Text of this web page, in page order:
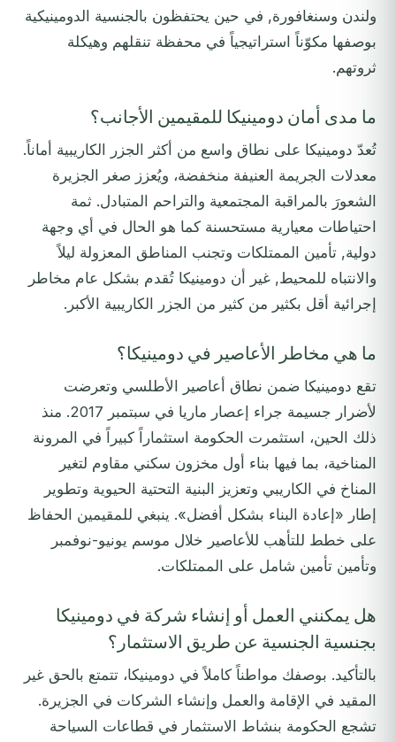
ولندن وسنغافورة, في حين يحتفظون بالجنسية الدومينيكية
بوصفها مكوّناً استراتيجياً في محفظة تنقلهم وهيكلة
ثروتهم.
ما مدى أمان دومينيكا للمقيمين الأجانب؟
تُعدّ دومينيكا على نطاق واسع من أكثر الجزر الكاريبية أماناً.
معدلات الجريمة العنيفة منخفضة، ويُعزز صغر الجزيرة
الشعورَ بالمراقبة المجتمعية والتراحم المتبادل. ثمة
احتياطات معيارية مستحسنة كما هو الحال في أي وجهة
دولية, تأمين الممتلكات وتجنب المناطق المعزولة ليلاً
والانتباه للمحيط, غير أن دومينيكا تُقدم بشكل عام مخاطر
إجرائية أقل بكثير من كثير من الجزر الكاريبية الأكبر.
ما هي مخاطر الأعاصير في دومينيكا؟
تقع دومينيكا ضمن نطاق أعاصير الأطلسي وتعرضت
لأضرار جسيمة جراء إعصار ماريا في سبتمبر 2017. منذ
ذلك الحين، استثمرت الحكومة استثماراً كبيراً في المرونة
المناخية، بما فيها بناء أول مخزون سكني مقاوم لتغير
المناخ في الكاريبي وتعزيز البنية التحتية الحيوية وتطوير
إطار «إعادة البناء بشكل أفضل». ينبغي للمقيمين الحفاظ
على خطط للتأهب للأعاصير خلال موسم يونيو-نوفمبر
وتأمين تأمين شامل على الممتلكات.
هل يمكنني العمل أو إنشاء شركة في دومينيكا
بجنسية الجنسية عن طريق الاستثمار؟
بالتأكيد. بوصفك مواطناً كاملاً في دومينيكا، تتمتع بالحق غير
المقيد في الإقامة والعمل وإنشاء الشركات في الجزيرة.
تشجع الحكومة بنشاط الاستثمار في قطاعات السياحة